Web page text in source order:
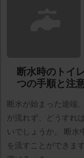
断水時のトイ
つの手順と注
断水が始まった途端
が流れず、どうすれ
いでしょうか。 断水
を流すことができま